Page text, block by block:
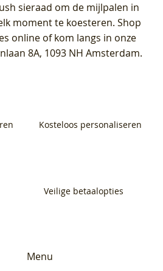
sieraad om de mijlpalen in
moment te koesteren. Shop
online of kom langs in onze
8A, 1093 NH Amsterdam.
Kosteloos personaliseren
Veilige betaalopties
Menu